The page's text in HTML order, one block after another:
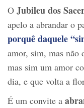
O Jubileu dos
apelo a abrandar o
porquê daquele
amor, sim, mas não
mas sim um amor
dia, e que volta a
É um convite a